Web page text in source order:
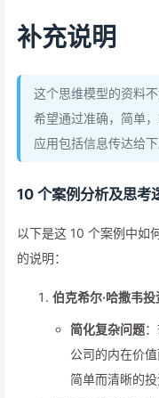
补充说明
这个思维模型的资料
希望通过准确，简单
应用包括信息传达给下
10 个案例分析及思考
以下是这 10 个案例中如
的说明：
伯克希尔·哈撒韦投
简化复杂问题
公司的内在价
简单而清晰的